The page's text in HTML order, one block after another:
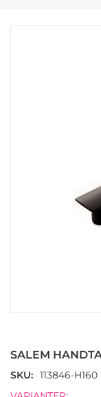
av
bildgalleriet
SALEM
SKU
113846-H160